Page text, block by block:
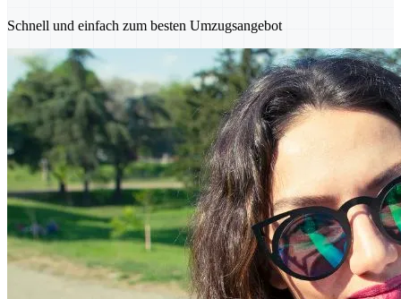
Schnell und einfach zum besten Umzugsangebot